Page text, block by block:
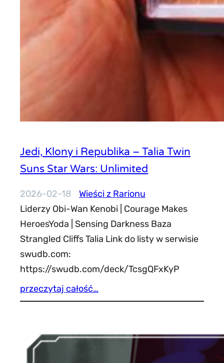
Jedi, Klony i Republika – Talia Twin
Suns Star Wars: Unlimited
2026-02-18
Wieści z Rarionu
Liderzy Obi-Wan Kenobi | Courage Makes
HeroesYoda | Sensing Darkness Baza
Strangled Cliffs Talia Link do listy w serwisie
swudb.com:
https://swudb.com/deck/TcsgQFxKyP
przeczytaj całość…